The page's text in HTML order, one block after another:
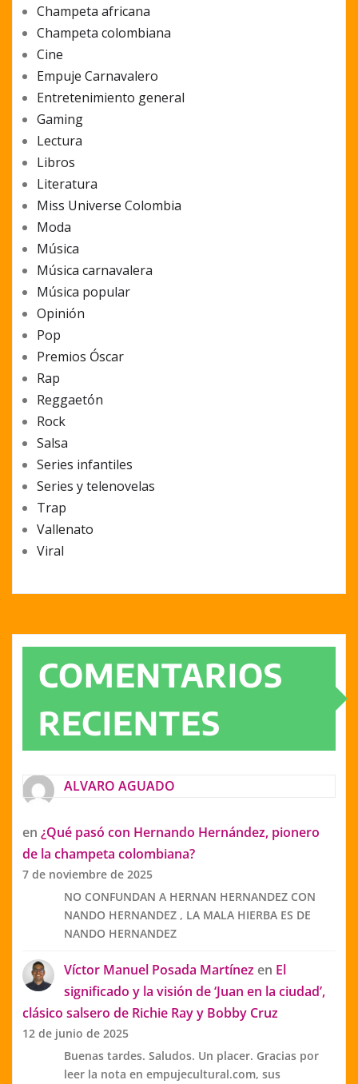
Champeta africana
Champeta colombiana
Cine
Empuje Carnavalero
Entretenimiento general
Gaming
Lectura
Libros
Literatura
Miss Universe Colombia
Moda
Música
Música carnavalera
Música popular
Opinión
Pop
Premios Óscar
Rap
Reggaetón
Rock
Salsa
Series infantiles
Series y telenovelas
Trap
Vallenato
Viral
COMENTARIOS
RECIENTES
ALVARO AGUADO
en ¿Qué pasó con Hernando Hernández, pionero
de la champeta colombiana?
7 de noviembre de 2025
NO CONFUNDAN A HERNAN HERNANDEZ CON
NANDO HERNANDEZ , LA MALA HIERBA ES DE
NANDO HERNANDEZ
Víctor Manuel Posada Martínez en El
significado y la visión de ‘Juan en la ciudad’,
clásico salsero de Richie Ray y Bobby Cruz
12 de junio de 2025
Buenas tardes. Saludos. Un placer. Gracias por
leer la nota en empujecultural.com, sus